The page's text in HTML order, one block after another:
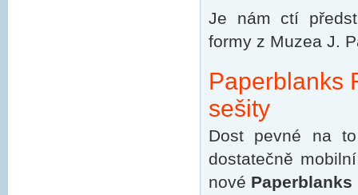
Je nám ctí
formy z Muzea J.
Paperblanks
sešity
Dost pevné na
dostatečně
nové